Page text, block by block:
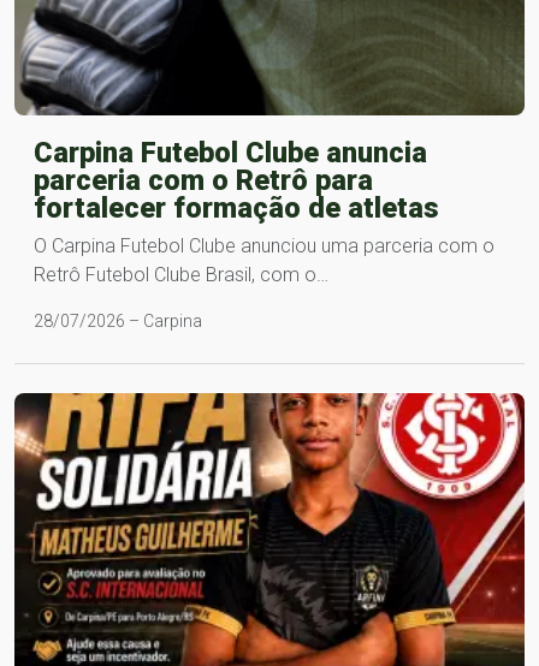
Carpina Futebol Clube anuncia
parceria com o Retrô para
fortalecer formação de atletas
O Carpina Futebol Clube anunciou uma parceria com o
Retrô Futebol Clube Brasil, com o…
28/07/2026 – Carpina